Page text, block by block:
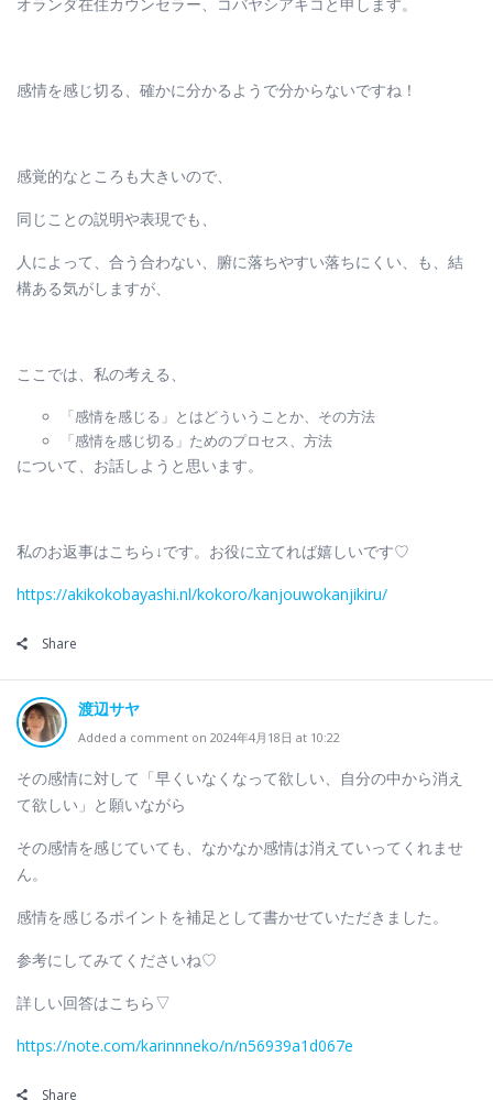
感情を感じ切る、確かに分かるようで分からないですね！
感覚的なところも大きいので、
同じことの説明や表現でも、
人によって、合う合わない、腑に落ちやすい落ちにくい、も、結
構ある気がしますが、
ここでは、私の考える、
「感情を感じる」とはどういうことか、その方法
「感情を感じ切る」ためのプロセス、方法
について、お話しようと思います。
私のお返事はこちら↓です。お役に立てれば嬉しいです♡
https://akikokobayashi.nl/kokoro/kanjouwokanjikiru/
Share
渡辺サヤ
Added a comment on 2024年4月18日 at 10:22
その感情に対して「早くいなくなって欲しい、自分の中から消え
て欲しい」と願いながら
その感情を感じていても、なかなか感情は消えていってくれませ
ん。
感情を感じるポイントを補足として書かせていただきました。
参考にしてみてくださいね♡
詳しい回答はこちら▽
https://note.com/karinnneko/n/n56939a1d067e
Share